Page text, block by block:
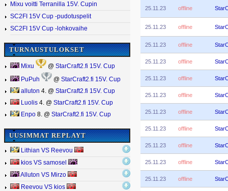
Mixu voitti Terranilla 15V. Cupin
SC2FI 15V Cup -pudotuspelit
SC2FI 15V Cup -lohkovaihe
TURNAUSTULOKSET
Mixu @ StarCraft2.fi 15V. Cup
PuPuh @ StarCraft2.fi 15V. Cup
alluton 4. @ StarCraft2.fi 15V. Cup
Luolis 4. @ StarCraft2.fi 15V. Cup
Enpo 8. @ StarCraft2.fi 15V. Cup
UUSIMMAT REPLAYT
Lithian VS Reevou
kios VS samosel
Alluton VS Mirzo
Reevou VS kios
25.11.23 offline
25.11.23 offline
25.11.23 offline
25.11.23 offline
25.11.23 offline
25.11.23 offline
25.11.23 offline
25.11.23 offline
25.11.23 offline
25.11.23 offline
25.11.23 offline